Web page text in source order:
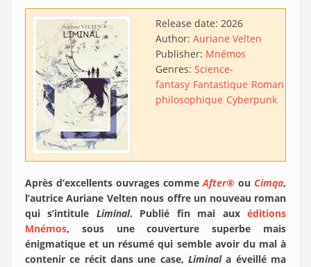
Release date: 2026
Author: Auriane Velten
Publisher: Mnémos
Genres: Science-
fantasy Fantastique Roman
philosophique Cyberpunk
Après d’excellents ouvrages commeAfter® ou Cimqa,
l’autrice Auriane Velten nous offre un nouveau roman
qui s’intitule Liminal. Publié fin mai auxéditions
Mnémos, sous une couverture superbe mais
énigmatique et un résumé qui semble avoir du mal à
contenir ce récit dans une case, Liminala éveillé ma